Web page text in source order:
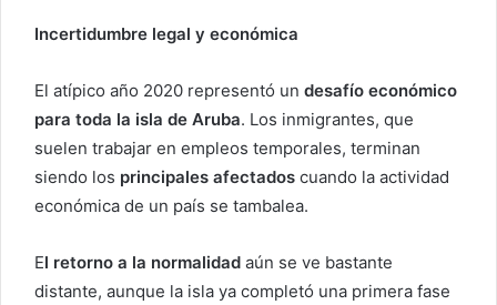
Incertidumbre legal y económica
El atípico año 2020 representó un desafío económico
para toda la isla de Aruba. Los inmigrantes, que
suelen trabajar en empleos temporales, terminan
siendo los principales afectados cuando la actividad
económica de un país se tambalea.
El retorno a la normalidad aún se ve bastante
distante, aunque la isla ya completó una primera fase